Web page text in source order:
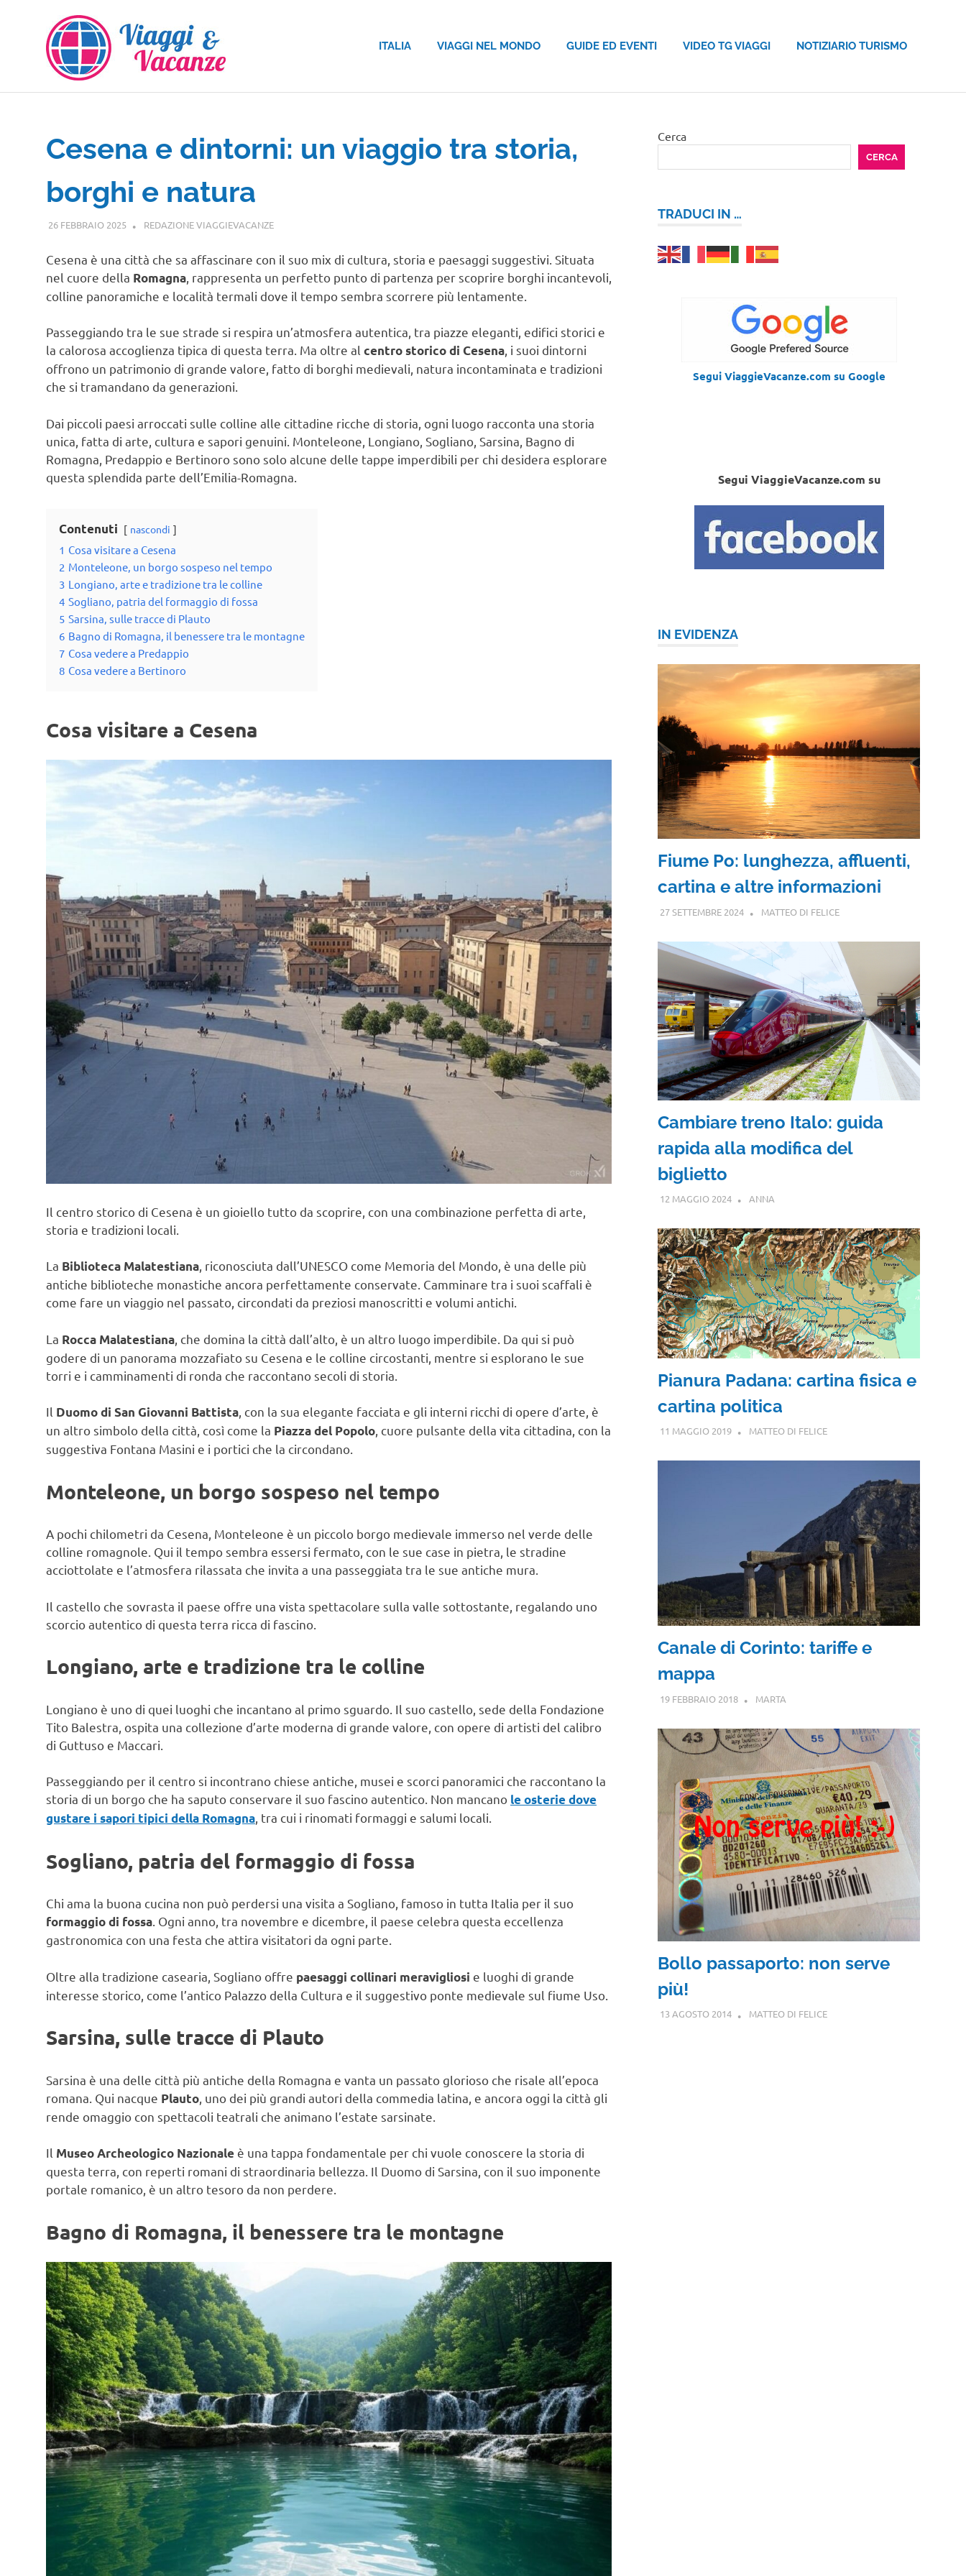
contenuto
ITALIA VIAGGI NEL MONDO GUIDE ED EVENTI VIDEO TG VIAGGI NOTIZIARIO TURISMO
Cesena e dintorni: un viaggio tra storia,
borghi e natura
26 FEBBRAIO 2025 REDAZIONE VIAGGIEVACANZEVIAGGI NEL MONDO
Cesena è una città che sa affascinare con il suo mix di cultura, storia e paesaggi suggestivi. Situata
nel cuore della Romagna , rappresenta un perfetto punto di partenza per scoprire borghi incantevoli,
colline panoramiche e località termali dove il tempo sembra scorrere più lentamente.
Passeggiando tra le sue strade si respira un’atmosfera autentica, tra piazze eleganti, edifici storici e
la calorosa accoglienza tipica di questa terra. Ma oltre al centro storico di Cesena, i suoi dintorni
offrono un patrimonio di grande valore, fatto di borghi medievali, natura incontaminata e tradizioni
che si tramandano da generazioni.
Dai piccoli paesi arroccati sulle colline alle cittadine ricche di storia, ogni luogo racconta una storia
unica, fatta di arte, cultura e sapori genuini. Monteleone, Longiano, Sogliano, Sarsina, Bagno di
Romagna, Predappio e Bertinoro sono solo alcune delle tappe imperdibili per chi desidera esplorare
questa splendida parte dell’Emilia-Romagna.
Contenuti nascondi
1 Cosa visitare a Cesena
2 Monteleone, un borgo sospeso nel tempo
3 Longiano, arte e tradizione tra le colline
4 Sogliano, patria del formaggio di fossa
5 Sarsina, sulle tracce di Plauto
6 Bagno di Romagna, il benessere tra le montagne
7 Cosa vedere a Predappio
8 Cosa vedere a Bertinoro
Cosa visitare a Cesena
Il centro storico di Cesena è un gioiello tutto da scoprire, con una combinazione perfetta di arte,
storia e tradizioni locali.
La Biblioteca Malatestiana, riconosciuta dall’UNESCO come Memoria del Mondo, è una delle più
antiche biblioteche monastiche ancora perfettamente conservate. Camminare tra i suoi scaffali è
come fare un viaggio nel passato, circondati da preziosi manoscritti e volumi antichi.
La Rocca Malatestiana , che domina la città dall’alto, è un altro luogo imperdibile. Da qui si può
godere di un panorama mozzafiato su Cesena e le colline circostanti, mentre si esplorano le sue
torri e i camminamenti di ronda che raccontano secoli di storia.
Il Duomo di San Giovanni Battista, con la sua elegante facciata e gli interni ricchi di opere d’arte, è
un altro simbolo della città, così come la Piazza del Popolo, cuore pulsante della vita cittadina, con la
suggestiva Fontana Masini e i portici che la circondano.
Monteleone, un borgo sospeso nel tempo
A pochi chilometri da Cesena, Monteleone è un piccolo borgo medievale immerso nel verde delle
colline romagnole. Qui il tempo sembra essersi fermato, con le sue case in pietra, le stradine
acciottolate e l’atmosfera rilassata che invita a una passeggiata tra le sue antiche mura.
Il castello che sovrasta il paese offre una vista spettacolare sulla valle sottostante, regalando uno
scorcio autentico di questa terra ricca di fascino.
Longiano, arte e tradizione tra le colline
Longiano è uno di quei luoghi che incantano al primo sguardo. Il suo castello, sede della Fondazione
Tito Balestra, ospita una collezione d’arte moderna di grande valore, con opere di artisti del calibro
di Guttuso e Maccari.
Passeggiando per il centro si incontrano chiese antiche, musei e scorci panoramici che raccontano la
storia di un borgo che ha saputo conservare il suo fascino autentico. Non mancano le osterie dove
gustare i sapori tipici della Romagna, tra cui i rinomati formaggi e salumi locali.
Sogliano, patria del formaggio di fossa
Chi ama la buona cucina non può perdersi una visita a Sogliano, famoso in tutta Italia per il suo
formaggio di fossa. Ogni anno, tra novembre e dicembre, il paese celebra questa eccellenza
gastronomica con una festa che attira visitatori da ogni parte.
Oltre alla tradizione casearia, Sogliano offre paesaggi collinari meravigliosi e luoghi di grande
interesse storico, come l’antico Palazzo della Cultura e il suggestivo ponte medievale sul fiume Uso.
Sarsina, sulle tracce di Plauto
Sarsina è una delle città più antiche della Romagna e vanta un passato glorioso che risale all’epoca
romana. Qui nacque Plauto , uno dei più grandi autori della commedia latina, e ancora oggi la città gli
rende omaggio con spettacoli teatrali che animano l’estate sarsinate.
Il Museo Archeologico Nazionale è una tappa fondamentale per chi vuole conoscere la storia di
questa terra, con reperti romani di straordinaria bellezza. Il Duomo di Sarsina, con il suo imponente
portale romanico, è un altro tesoro da non perdere.
Bagno di Romagna, il benessere tra le montagne
Cerca
CERCA
TRADUCI IN …
Segui ViaggieVacanze.com su Google
Segui ViaggieVacanze.com su
IN EVIDENZA
Fiume Po: lunghezza, affluenti,
cartina e altre informazioni
27 SETTEMBRE 2024 MATTEO DI FELICE
Cambiare treno Italo: guida
rapida alla modifica del
biglietto
12 MAGGIO 2024 ANNA
Pianura Padana: cartina fisica e
cartina politica
11 MAGGIO 2019 MATTEO DI FELICE
Canale di Corinto: tariffe e
mappa
19 FEBBRAIO 2018 MARTA
Bollo passaporto: non serve
più!
13 AGOSTO 2014 MATTEO DI FELICE